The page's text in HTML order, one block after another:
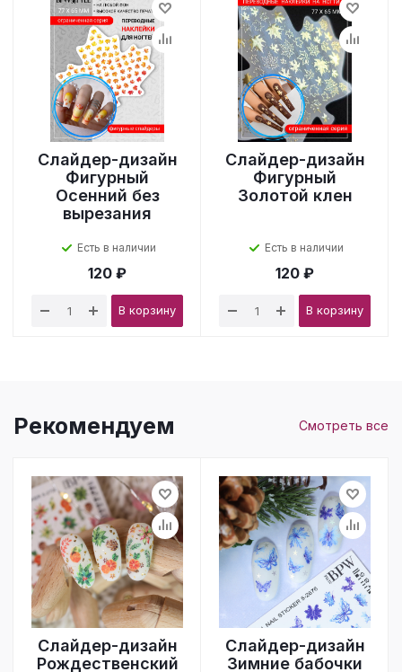
Слайдер-дизайн
Фигурный
Осенний без
вырезания
Есть в наличии
120 ₽
В корзину
Слайдер-дизайн
Фигурный
Золотой клен
Есть в наличии
120 ₽
В корзину
Рекомендуем Смотреть все
Слайдер-дизайн
Рождественский
Слайдер-дизайн
Зимние бабочки